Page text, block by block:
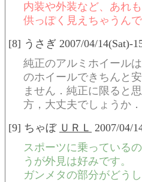
内装や外装など、あれ
供っぽく見えちゃうん
[8] うさぎ 2007/04/14(Sat)-
純正のアルミホイール
のホイールできちんと
ません．純正に限ると
方，大丈夫でしょうか．
[9] ちゃぼ ＵＲＬ 2007/04/
スポーツに乗っている
うが外見は好みです。
ガンメタの部分がどう